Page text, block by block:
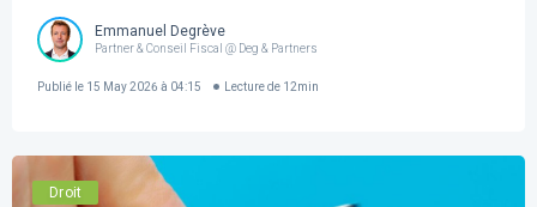
Emmanuel Degrève
Partner & Conseil Fiscal @ Deg & Partners
Publié le 15 May 2026 à 04:15 Lecture de 12min
Droit